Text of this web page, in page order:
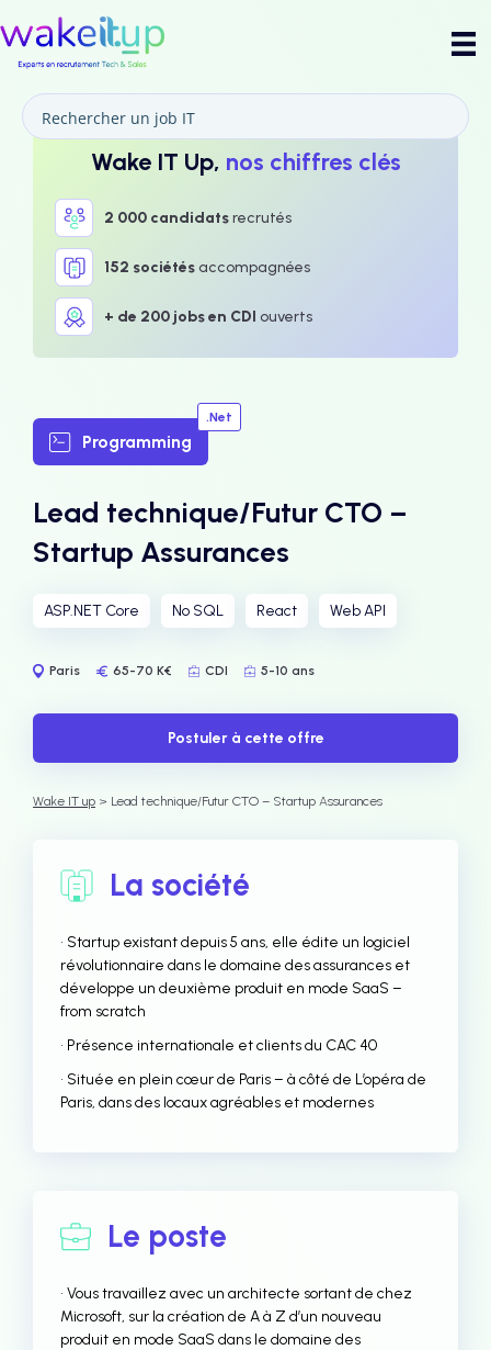
Wake IT Up, nos chiffres clés
2 000 candidatsrecrutés
152 sociétésaccompagnées
+ de 200 jobs en CDI ouverts
Programming
.Net
Lead technique/Futur CTO –
Startup Assurances
ASP.NET Core No SQL React Web API
Paris 65-70 K€ CDI 5-10 ans
Postuler à cette offre
Wake IT up > Lead technique/Futur CTO – Startup Assurances
La société
• Startup existant depuis 5 ans, elle édite un logiciel
révolutionnaire dans le domaine des assurances et
développe un deuxième produit en mode SaaS –
from scratch
• Présence internationale et clients du CAC 40
• Située en plein cœur de Paris – à côté de L’opéra de
Paris, dans des locaux agréables et modernes
Le poste
• Vous travaillez avec un architecte sortant de chez
Microsoft, sur la création de A à Z d’un nouveau
produit en mode SaaS dans le domaine des